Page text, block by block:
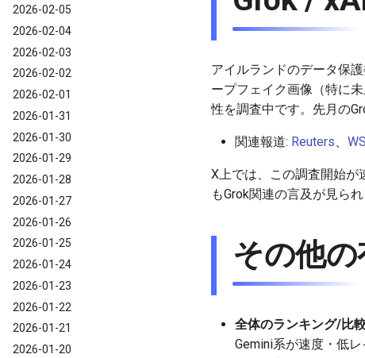
2026-02-05
2026-02-04
2026-02-03
2026-02-02
2026-02-01
2026-01-31
2026-01-30
2026-01-29
2026-01-28
2026-01-27
2026-01-26
2026-01-25
2026-01-24
2026-01-23
2026-01-22
2026-01-21
2026-01-20
アイルランドのデータ保
ープフェイク画像（特に
性を調査中です。先月の
関連報道: Reuters、
X上では、この調査開始が
もGrok関連の言及が見ら
その他
全体のランキング/比
Gemini系が速度・低